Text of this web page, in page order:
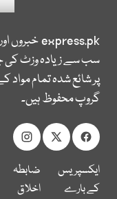
express.pkخبروں
سب سے زیادہ وزٹ کی
پر شائع شدہ تمام
گروپ محفوظ ہیں۔
ایکسپریس
کے بارے
ضابطہ
اخلاق